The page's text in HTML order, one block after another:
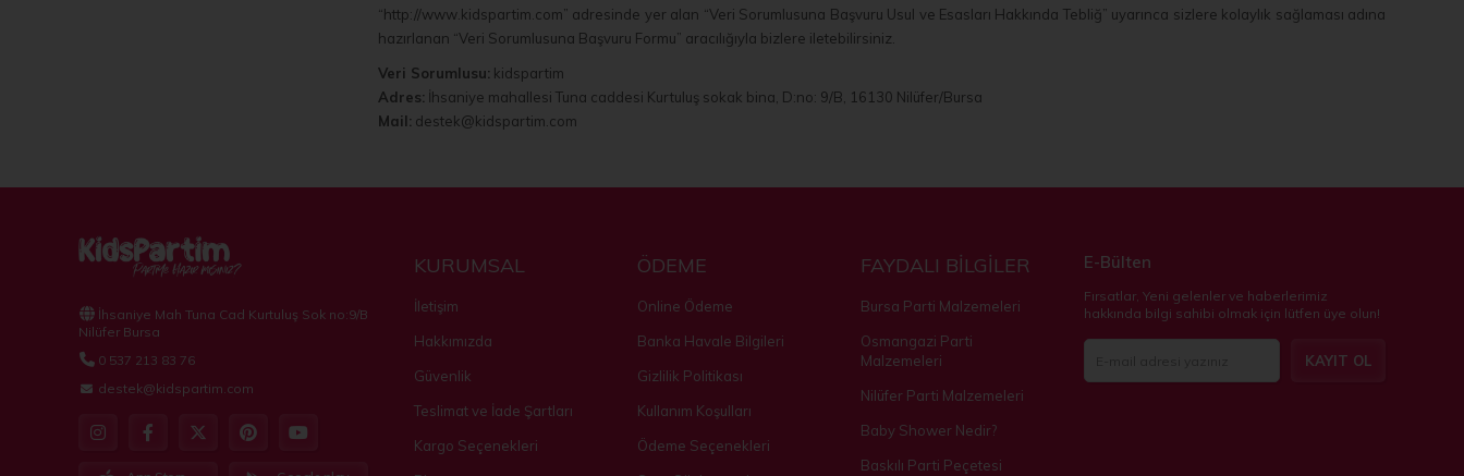
“http://www.kidspartim.com” adresinde yer alan “Veri Sorumlusuna Başvuru Usul ve Esasları Hakkında Tebliğ” uyarınca sizlere kolaylık sağlaması adına
hazırlanan “Veri Sorumlusuna Başvuru Formu” aracılığıyla bizlere iletebilirsiniz.
Veri Sorumlusu: kidspartim
Adres: İhsaniye mahallesi Tuna caddesi Kurtuluş sokak bina, D:no: 9/B, 16130 Nilüfer/Bursa
Mail: destek@kidspartim.com
İhsaniye Mah Tuna Cad Kurtuluş Sok no:9/B
Nilüfer Bursa
0 537 213 83 76
destek@kidspartim.com
E-Bülten
Fırsatlar, Yeni gelenler ve haberlerimiz
hakkında bilgi sahibi olmak için lütfen üye olun!
KAYIT OL
KURUMSAL
İletişim
Hakkımızda
Güvenlik
Teslimat ve İade Şartları
Kargo Seçenekleri
ÖDEME
Online Ödeme
Banka Havale Bilgileri
Gizlilik Politikası
Kullanım Koşulları
Ödeme Seçenekleri
FAYDALI BİLGİLER
Bursa Parti Malzemeleri
Osmangazi Parti
Malzemeleri
Nilüfer Parti Malzemeleri
Baby Shower Nedir?
Baskılı Parti Peçetesi